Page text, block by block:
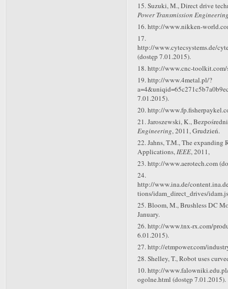
15. Suzuki, M., Direct drive
Power Transmission
16. http://www.nikken-
17.
http://www.cytecsystems.de/
(dostęp 7.01.2015).
18. http://www.cnc-
19. http://www.4metal.pl/?
7.01.2015).
20. http://
21. Jaroszewski, K.,
Engineering, 2011, Grudzień.
22. Jahns, T.M., The
Applications,IEEE, 2011,
23. http://www.aerotech.com
24.
http://www.ina.de/
tions/idam_direct_drives/
25. Bloom, M., Brushless DC
January.
26. http://www.tnx-rx.com/
6.01.2015).
27. http://etmpower.com/
28. Shelley, T., Robot uses
10. http://
ogolne.html (dostęp 7.01.2015).